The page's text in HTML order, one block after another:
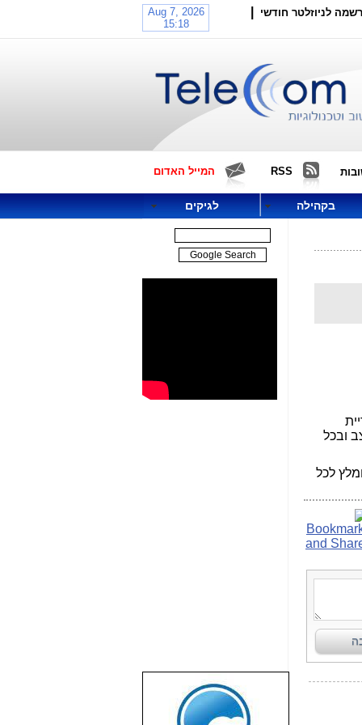
לניוזלטר חודשי
RSS המייל האדום
בקהילה לגיקים
ובכל
לכל
שבוע טוב לכל
הגולשים באשר